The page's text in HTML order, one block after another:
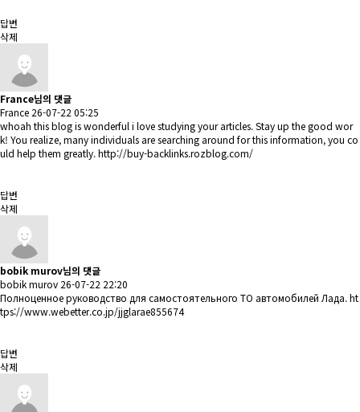
답변
삭제
France님의 댓글
France 26-07-22 05:25
whoah this blog is wonderful i love studying your articles. Stay up the good wor
k! You realize, many individuals are searching around for this information, you co
uld help them greatly.http://buy-backlinks.rozblog.com/
답변
삭제
bobik murov님의 댓글
bobik murov 26-07-22 22:20
Полноценное руководство для самостоятельного ТО автомобилей Лада.ht
tps://www.webetter.co.jp/jjglarae855674
답변
삭제